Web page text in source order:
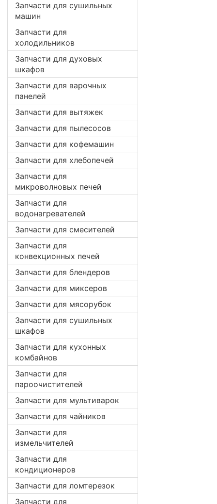
Запчасти для сушильных
машин
Запчасти для
холодильников
Запчасти для духовых
шкафов
Запчасти для варочных
панелей
Запчасти для вытяжек
Запчасти для пылесосов
Запчасти для кофемашин
Запчасти для хлебопечей
Запчасти для
микроволновых печей
Запчасти для
водонагревателей
Запчасти для смесителей
Запчасти для
конвекционных печей
Запчасти для блендеров
Запчасти для миксеров
Запчасти для мясорубок
Запчасти для сушильных
шкафов
Запчасти для кухонных
комбайнов
Запчасти для
пароочистителей
Запчасти для мультиварок
Запчасти для чайников
Запчасти для
измельчителей
Запчасти для
кондиционеров
Запчасти для ломтерезок
Запчасти для